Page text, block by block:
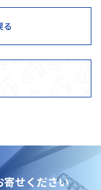
る
寄せください